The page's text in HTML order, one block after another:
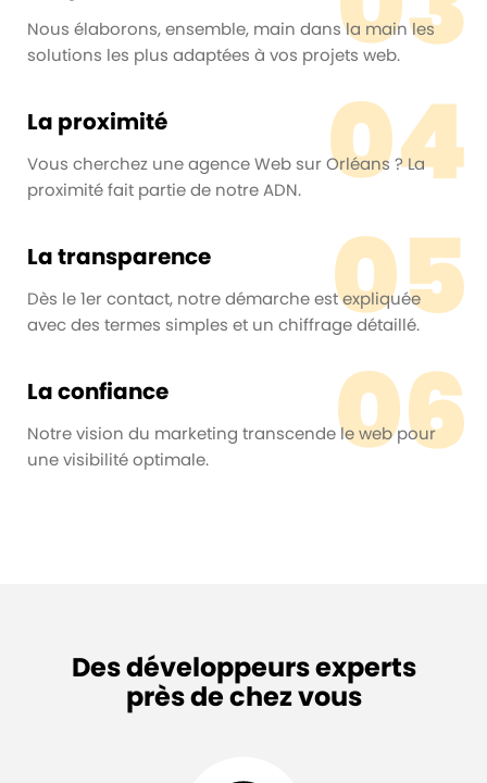
Nous élaborons, ensemble, main dans la main les
solutions les plus adaptées à vos projets web.
04
La proximité
Vous cherchez une agence Web sur Orléans ? La
proximité fait partie de notre ADN.
05
La transparence
Dès le 1er contact, notre démarche est expliquée
avec des termes simples et un chiffrage détaillé.
06
La confiance
Notre vision du marketing transcende le web pour
une visibilité optimale.
Des développeurs experts
près de chez vous